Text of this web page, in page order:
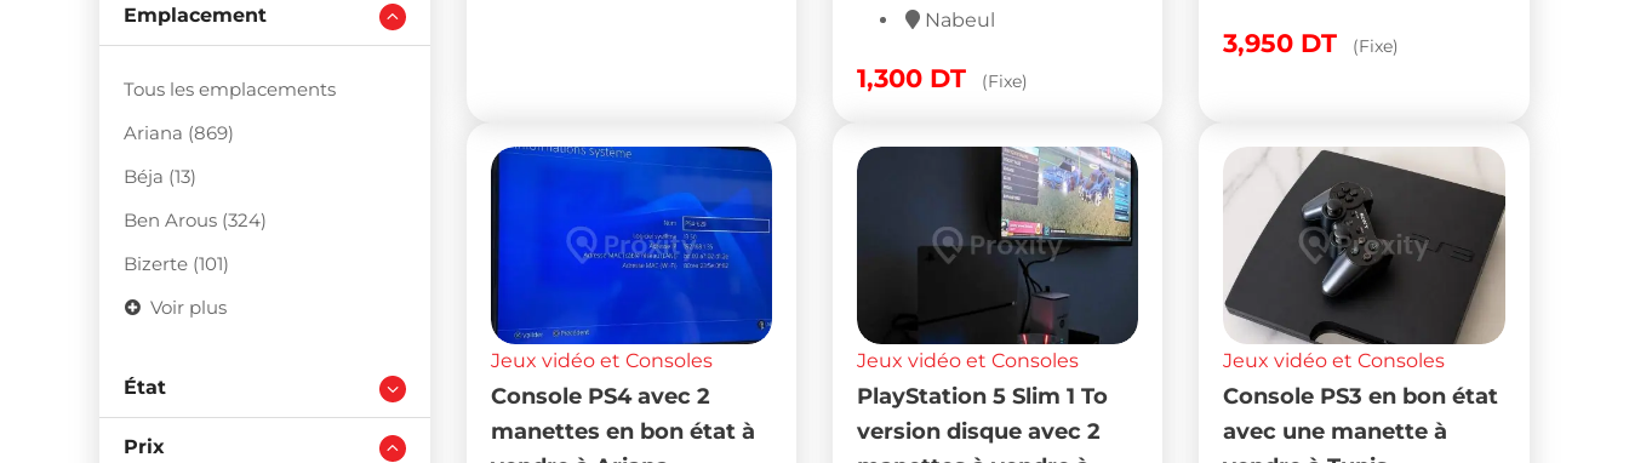
Emplacement
Tous les emplacements
Ariana (869)
Béja (13)
Ben Arous (324)
Bizerte (101)
Voir plus
État
Prix
Nabeul
1,300 DT (Fixe)
3,950 DT (Fixe)
Jeux vidéo et Consoles
Console PS4 avec 2
manettes en bon état à
Jeux vidéo et Consoles
PlayStation 5 Slim 1 To
version disque avec 2
Jeux vidéo et Consoles
Console PS3 en bon état
avec une manette à